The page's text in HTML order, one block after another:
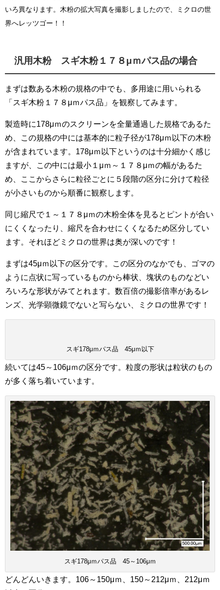
いろ異なります。木粉の拡大写真を撮影しましたので、ミクロの世
界へレッツゴー！！
汎用木粉 スギ木粉１７８μｍパス品の場合
まずは数ある木粉の規格の中でも、多用途に用いられる
「スギ木粉１７８μｍパス品」を観察してみます。
製造時に178μｍのスクリーンを全量通過した規格であるた
め、この規格の中には基本的に粒子径が178μｍ以下の木粉
が含まれています。178μｍ以下というのは十分細かく感じ
ますが、この中には最小１μｍ～１７８μｍの幅があるた
め、ここからさらに粒径ごとに５段階の区分に分けて粒径
が小さいものから順番に観察します。
同じ縮尺で１～１７８μｍの木粉全体を見るとピントが合い
にくくなったり、縮尺を合わせにくくなるため区分してい
ます。それほどミクロの世界は奥が深いのです！
まずは45μｍ以下の区分です。この区分のなかでも、ゴマの
ように点状に写っているものから棒状、塊状のものなどい
ろいろな形状がみてとれます。数百倍の撮影倍率があるレ
ンズ、光学顕微鏡でないと写らない、ミクロの世界です！
スギ178μｍパス品 45μｍ以下
続いては45～106μｍの区分です。粒度の形状は粒状のもの
が多く落ち着いています。
スギ178μｍパス品 45～106μｍ
どんどんいきます。106～150μｍ、150～212μｍ、212μｍ